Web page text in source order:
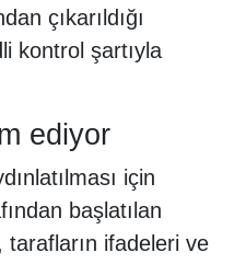
çıkarıldığı
kontrol şartıyla
ediyor
için
başlatılan
ifadeleri ve